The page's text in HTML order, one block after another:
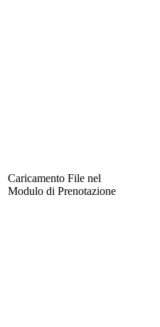
Caricamento File nel
Modulo di Prenotazione